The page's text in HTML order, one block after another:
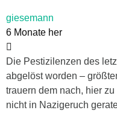
giesemann
6 Monate her
Die Pestizilenzen des
abgelöst worden –
trauern dem nach, hier
nicht in Nazigeruch